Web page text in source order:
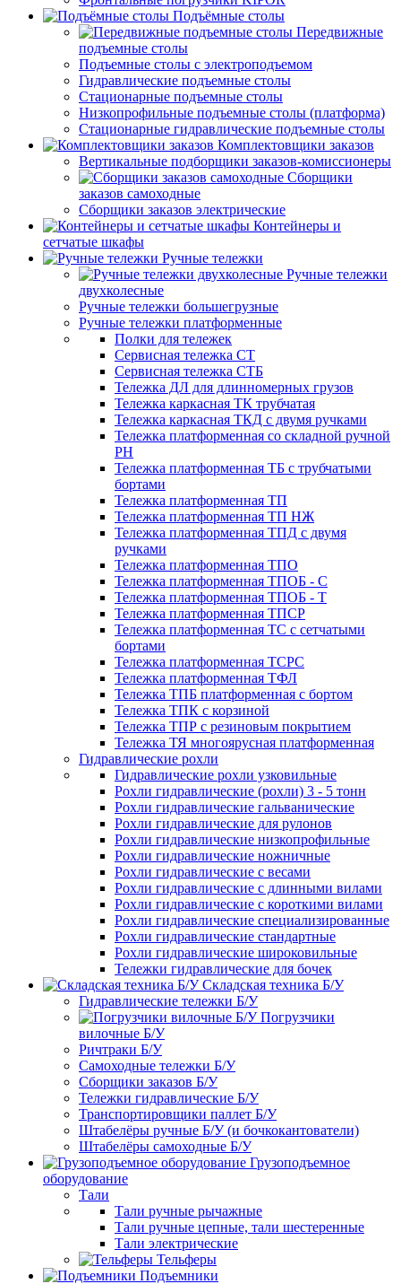
Подъёмные столы
Передвижные
подъемные столы
Подъемные столы с электроподъемом
Гидравлические подъемные столы
Стационарные подъемные столы
Низкопрофильные подъемные столы (платформа)
Стационарные гидравлические подъемные столы
Комплектовщики заказов
Вертикальные подборщики заказов-комиссионеры
Сборщики
заказов самоходные
Сборщики заказов электрические
Контейнеры и
сетчатые шкафы
Ручные тележки
Ручные тележки
двухколесные
Ручные тележки большегрузные
Ручные тележки платформенные
Полки для тележек
Сервисная тележка СТ
Сервисная тележка СТБ
Тележка ДЛ для длинномерных грузов
Тележка каркасная ТК трубчатая
Тележка каркасная ТКД с двумя ручками
Тележка платформенная со складной ручной
PH
Тележка платформенная ТБ с трубчатыми
бортами
Тележка платформенная ТП
Тележка платформенная ТП НЖ
Тележка платформенная ТПД с двумя
ручками
Тележка платформенная ТПО
Тележка платформенная ТПОБ - С
Тележка платформенная ТПОБ - Т
Тележка платформенная ТПСР
Тележка платформенная ТС с сетчатыми
бортами
Тележка платформенная ТСРС
Тележка платформенная ТФЛ
Тележка ТПБ платформенная с бортом
Тележка ТПК с корзиной
Тележка ТПР с резиновым покрытием
Тележка ТЯ многоярусная платформенная
Гидравлические рохли
Гидравлические рохли узковильные
Рохли гидравлические (рохли) 3 - 5 тонн
Рохли гидравлические гальванические
Рохли гидравлические для рулонов
Рохли гидравлические низкопрофильные
Рохли гидравлические ножничные
Рохли гидравлические с весами
Рохли гидравлические с длинными вилами
Рохли гидравлические с короткими вилами
Рохли гидравлические специализированные
Рохли гидравлические стандартные
Рохли гидравлические широковильные
Тележки гидравлические для бочек
Складская техника Б/У
Гидравлические тележки Б/У
Погрузчики
вилочные Б/У
Ричтраки Б/У
Самоходные тележки Б/У
Сборщики заказов Б/У
Тележки гидравлические Б/У
Транспортировщики паллет Б/У
Штабелёры ручные Б/У (и бочкокантователи)
Штабелёры самоходные Б/У
Грузоподъемное
оборудование
Тали
Тали ручные рычажные
Тали ручные цепные, тали шестеренные
Тали электрические
Тельферы
Подъемники